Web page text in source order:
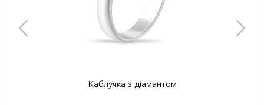
Каблучка з діамантом